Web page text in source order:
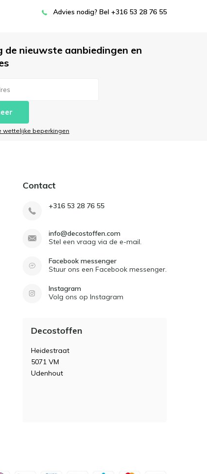
Advies nodig? Bel +316 53 28 76 55
de nieuwste aanbiedingen en
wettelijke beperkingen
Contact
+316 53 28 76 55
info@decostoffen.com
Stel een vraag via de e-mail.
Facebook messenger
Stuur ons een Facebook messenger.
Instagram
Volg ons op Instagram
Decostoffen
Heidestraat
5071 VM
Udenhout